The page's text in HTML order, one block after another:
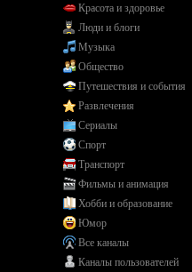
Красота и здоровье
Люди и блоги
Музыка
Общество
Путешествия и события
Развлечения
Сериалы
Спорт
Транспорт
Фильмы и анимация
Хобби и образование
Юмор
Все каналы
Каналы пользователей